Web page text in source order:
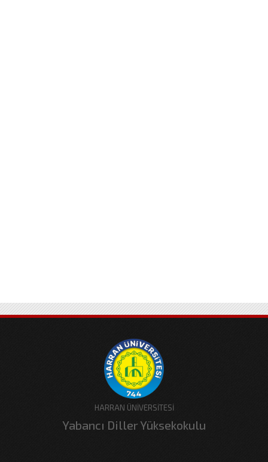
HARRAN ÜNİVERSİTESİ
Yabancı Diller Yüksekokulu